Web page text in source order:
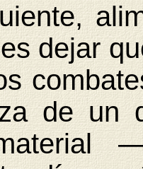
dejar
de un